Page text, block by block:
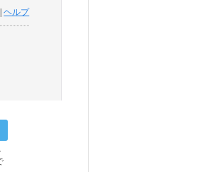
|ヘルプ